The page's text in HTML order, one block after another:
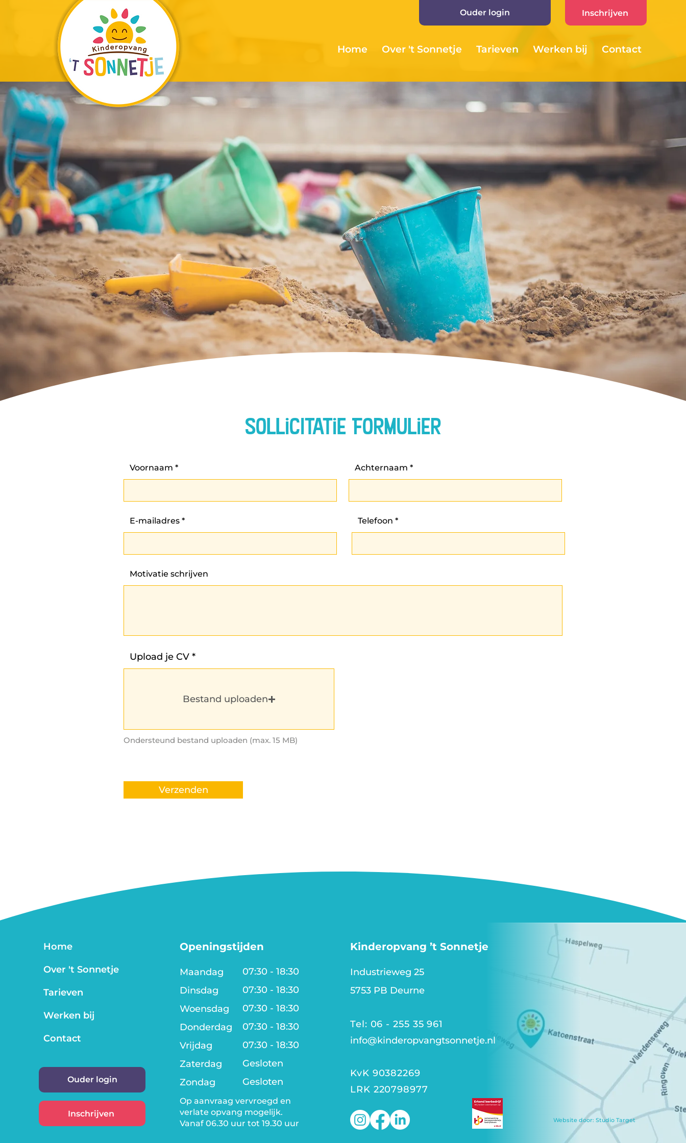
Ouder login Inschrijven
Home Over 't Sonnetje Tarieven Werken bij Contact
sollicItatie Formulier
Voornaam Achternaam
E-mailadres Telefoon
Motivatie schrijven
Upload je CV
Bestand uploaden
Ondersteund bestand uploaden (max. 15 MB)
Verzenden
Home
Over 't Sonnetje
Tarieven
Werken bij
Contact
Ouder login
Inschrijven
Openingstijden
Maandag
Dinsdag
Woensdag
Donderdag
Vrijdag
Zaterdag
Zondag
07:30 - 18:30
07:30 - 18:30
07:30 - 18:30
07:30 - 18:30
07:30 - 18:30
Gesloten
Gesloten
Op aanvraag vervroegd en
verlate opvang mogelijk.
Vanaf 06.30 uur tot 19.30 uur
Kinderopvang ’t Sonnetje
Industrieweg 25
5753 PB Deurne
Tel: 06 - 255 35 961
info@kinderopvangtsonnetje.nl
KvK 90382269
LRK 220798977
Website door: Studio Target